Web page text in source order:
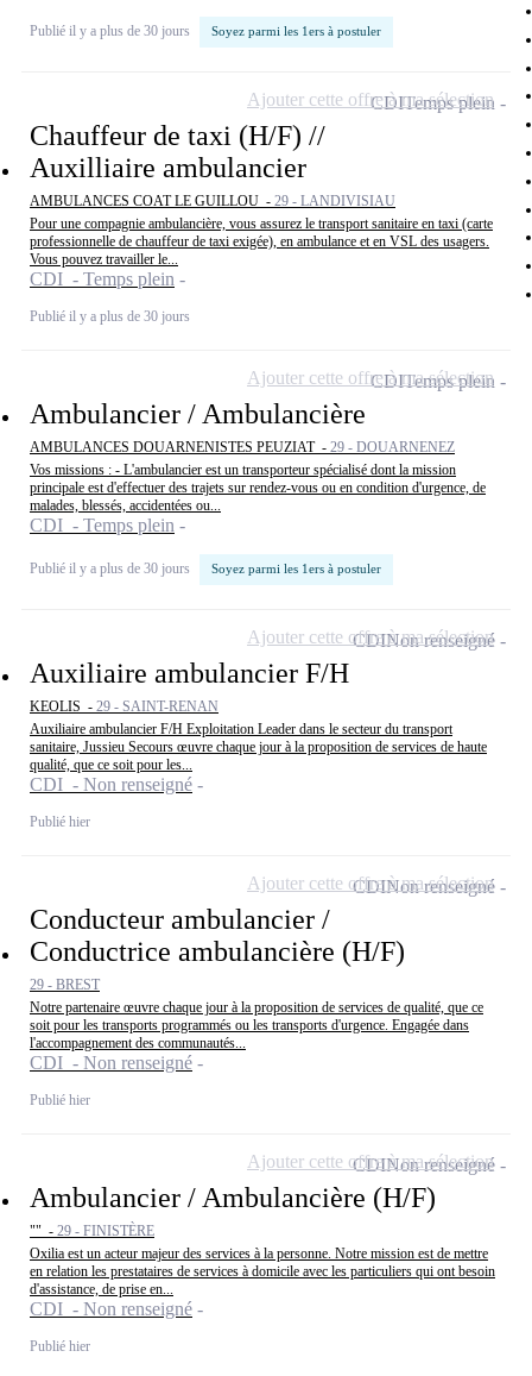
Publié il y a plus de 30 jours Soyez parmi les 1ers à postuler
Chauffeur de taxi (H/F) //
Auxilliaire ambulancier
AMBULANCES COAT LE GUILLOU - 29 - LANDIVISIAU
Pour une compagnie ambulancière, vous assurez le transport sanitaire en taxi (carte
professionnelle de chauffeur de taxi exigée), en ambulance et en VSL des usagers.
Vous pouvez travailler le...
CDI - Temps plein
Publié il y a plus de 30 jours
CDITemps plein
Ajouter cette offre à ma sélection
Ambulancier / Ambulancière
AMBULANCES DOUARNENISTES PEUZIAT - 29 - DOUARNENEZ
Vos missions : - L'ambulancier est un transporteur spécialisé dont la mission
principale est d'effectuer des trajets sur rendez-vous ou en condition d'urgence, de
malades, blessés, accidentées ou...
CDI - Temps plein
Publié il y a plus de 30 jours Soyez parmi les 1ers à postuler
CDITemps plein
Ajouter cette offre à ma sélection
Auxiliaire ambulancier F/H
KEOLIS - 29 - SAINT-RENAN
Auxiliaire ambulancier F/H Exploitation Leader dans le secteur du transport
sanitaire, Jussieu Secours œuvre chaque jour à la proposition de services de haute
qualité, que ce soit pour les...
CDI - Non renseigné
Publié hier
CDINon renseigné
Ajouter cette offre à ma sélection
Conducteur ambulancier /
Conductrice ambulancière (H/F)
29 - BREST
Notre partenaire œuvre chaque jour à la proposition de services de qualité, que ce
soit pour les transports programmés ou les transports d'urgence. Engagée dans
l'accompagnement des communautés...
CDI - Non renseigné
Publié hier
CDINon renseigné
Ajouter cette offre à ma sélection
Ambulancier / Ambulancière (H/F)
"" - 29 - FINISTÈRE
Oxilia est un acteur majeur des services à la personne. Notre mission est de mettre
en relation les prestataires de services à domicile avec les particuliers qui ont besoin
d'assistance, de prise en...
CDI - Non renseigné
Publié hier
CDINon renseigné
Ajouter cette offre à ma sélection